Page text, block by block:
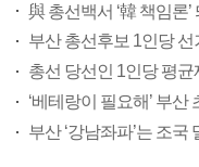
與 총선백서 ‘韓 책임론
총선 당선인 1인당 평균
‘베테랑이 필요해’ 부
부산 ‘강남좌파’는 조